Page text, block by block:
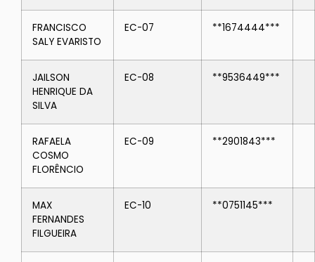
FRANCISCO
SALY EVARISTO
EC-07 **1674444***
JAILSON
HENRIQUE DA
SILVA
EC-08 **9536449***
RAFAELA
COSMO
FLORÊNCIO
EC-09 **2901843***
MAX
FERNANDES
FILGUEIRA
EC-10 **0751145***